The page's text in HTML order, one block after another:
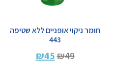
חומר ניקוי אופניים ללא שטיפה
443
₪49
₪45